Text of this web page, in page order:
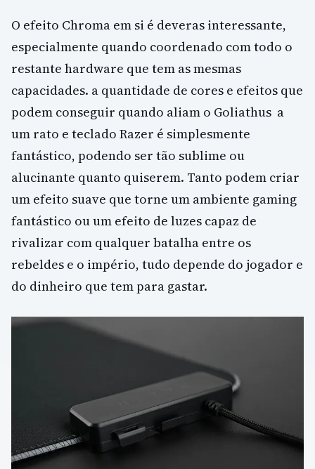
O efeito Chroma em si é deveras interessante,
especialmente quando coordenado com todo o
restante hardware que tem as mesmas
capacidades. a quantidade de cores e efeitos que
podem conseguir quando aliam o Goliathus a
um rato e teclado Razer é simplesmente
fantástico, podendo ser tão sublime ou
alucinante quanto quiserem. Tanto podem criar
um efeito suave que torne um ambiente gaming
fantástico ou um efeito de luzes capaz de
rivalizar com qualquer batalha entre os
rebeldes e o império, tudo depende do jogador e
do dinheiro que tem para gastar.